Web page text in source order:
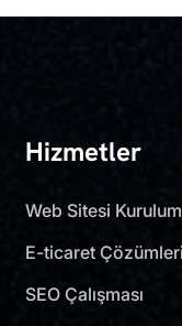
Hizmetler
Web Sitesi
E-ticaret Çözümleri
SEO Çalışması